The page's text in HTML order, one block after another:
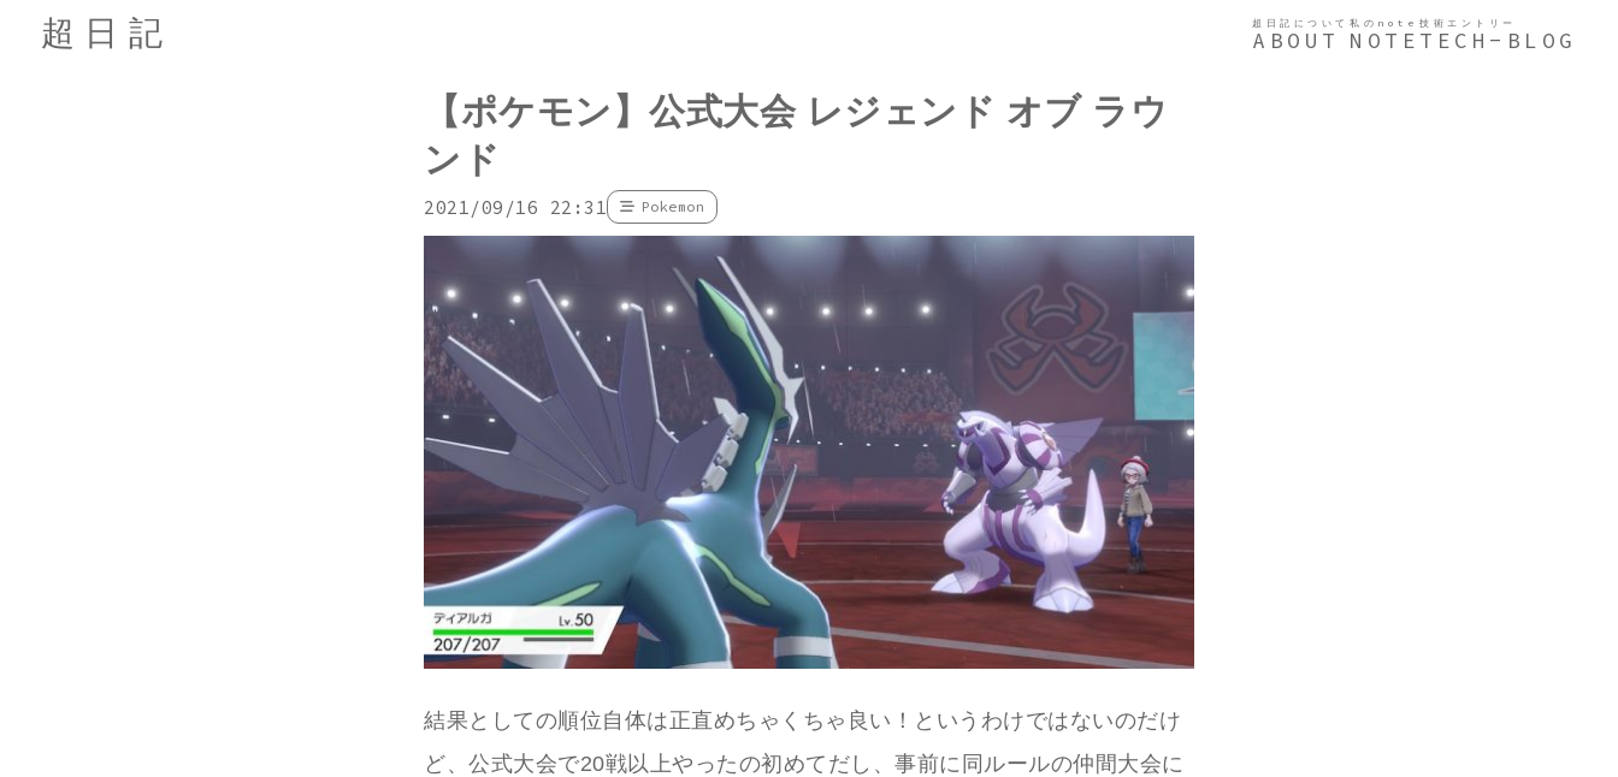
超日記 超日記について
ABOUT
私のnote
NOTE
技術エントリー
TECH-BLOG
【ポケモン】公式大会 レジェンド オブ ラウ
ンド
2021/09/16 22:31 Pokemon
結果としての順位自体は正直めちゃくちゃ良い！というわけではないのだけ
ど、公式大会で20戦以上やったの初めてだし、事前に同ルールの仲間大会に